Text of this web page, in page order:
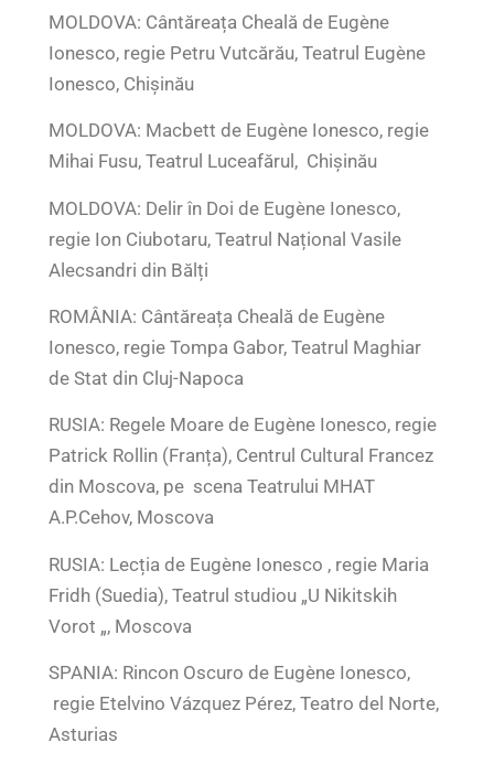
MOLDOVA: Cântăreața Cheală de Eugène
Ionesco, regie Petru Vutcărău, Teatrul Eugène
Ionesco, Chișinău
MOLDOVA: Macbett de Eugène Ionesco, regie
Mihai Fusu, Teatrul Luceafărul, Chișinău
MOLDOVA: Delir în Doi de Eugène Ionesco,
regie Ion Ciubotaru, Teatrul Național Vasile
Alecsandri din Bălți
ROMÂNIA: Cântăreața Cheală de Eugène
Ionesco, regie Tompa Gabor, Teatrul Maghiar
de Stat din Cluj-Napoca
RUSIA: Regele Moare de Eugène Ionesco, regie
Patrick Rollin (Franța), Centrul Cultural Francez
din Moscova, pe scena Teatrului MHAT
A.P.Cehov, Moscova
RUSIA: Lecția de Eugène Ionesco , regie Maria
Fridh (Suedia), Teatrul studiou „U Nikitskih
Vorot „, Moscova
SPANIA: Rincon Oscuro de Eugène Ionesco,
regie Etelvino Vázquez Pérez, Teatro del Norte,
Asturias